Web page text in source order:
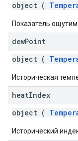
object (
Показатель
dewPoint
object (
Историческая
heatIndex
object (
Исторический